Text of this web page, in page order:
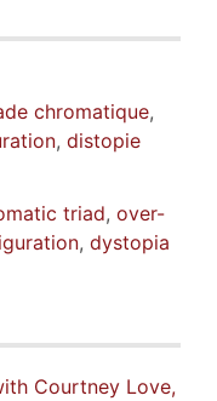
chromatique,
, distopie
triad, over-
, dystopia
Courtney Love,